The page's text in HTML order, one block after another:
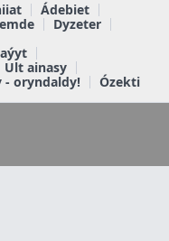
Ádebiet
Dyzeter
Ult ainasy
- oryndaldy! Ózekti